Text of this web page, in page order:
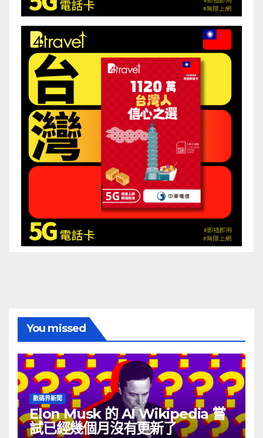
You missed
數碼界新聞
Elon Musk 的 AI Wikipedia 嘗
試已經幾個月沒有更新了